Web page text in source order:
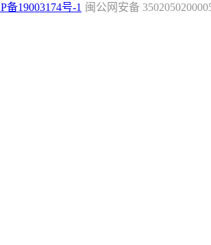
闽公网安备
备19003174号-1